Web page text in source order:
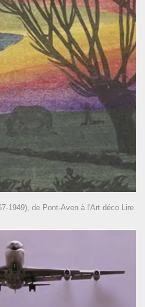
1949), de Pont-Aven à l'Art déco Lire